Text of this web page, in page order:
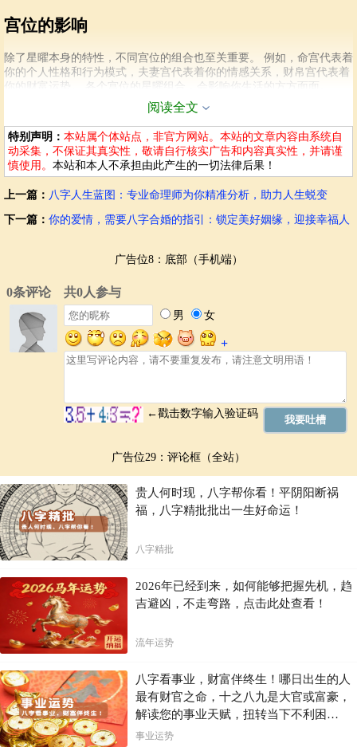
宫位的影响
除了星曜本身的特性，不同宫位的组合也至关重要。 例如，命宫代表着
你的个人性格和行为模式，夫妻宫代表着你的情感关系，财帛宫代表着
你的财富运势。 各个宫位的星曜组合，会影响你生活的方方面面。
通过分析各个宫位的星曜组合，我们可以了解你的性格优势和劣势，你
的情感模式，以及你的事业运势。 例如，如果你的财帛宫星曜分布不
佳，那么你需要重视理财，避免过度挥霍，才能避免陷入困境。
命盘解读的意义
解读你的星盘，你能够更加清晰地了解自己的性格、优势、劣势，以及
找到了问题的症结，从而做出改变。 它就像一面镜子，照射出你内心的
渴望和恐惧，指引你走上正确的道路。
运势的把握
紫微斗数并非一成不变的预言，它也包含了运势变化的规律。 通过分析
例如，如果你知道即将有大限改变，那么你就可以提前做好准备，调整
好心态，从而迎接新的挑战和机遇。 通过对未来运势的预判，你能够主
动适应变化，掌控自己的命运。
超越预言的洞察
紫微斗数并非简单的占事，它更像是一扇通往自我认知的窗户。 它能够
帮助你理解你的性格、你的情感世界，以及你与他人之间的互动模式。
这是一种深刻的自我探索，是一种对自身命运深刻的思考。
茫，更好地掌握生命的主导权。 它能帮助你应对人生中的挑战，抓住机
会，最终创造出属于你自己的精彩人生。
记住，理解星盘只是第一步，更重要的是运用这些知识指导你的行动，
主动创造属于你自己的灿烂未来。
结语
你的紫微星盘，隐藏着无限的可能。 揭开它的秘密，了解你的星象秘
密，你将洞悉自己的命运轨迹，更加清晰地认识自己，在人生的道路上
走得更加坚定和自信。
阅读全文
特别声明： 本站属个体站点，非官方网站。本站的文章内容由系统自
动采集，不保证其真实性，敬请自行核实广告和内容真实性，并请谨
慎使用。 本站和本人不承担由此产生的一切法律后果！
上一篇： 八字人生蓝图：专业命理师为你精准分析，助力人生蜕变
下一篇： 你的爱情，需要八字合婚的指引：锁定美好姻缘，迎接幸福人
广告位8：底部（手机端）
广告位29：评论框（全站）
贵人何时现，八字帮你看！平阴阳断祸
福，八字精批批出一生好命运！
八字精批
2026年已经到来，如何能够把握先机，趋
吉避凶，不走弯路，点击此处查看！
流年运势
八字看事业，财富伴终生！哪日出生的人
最有财官之命，十之八九是大官或富豪，
解读您的事业天赋，扭转当下不利困
局！！
事业运势